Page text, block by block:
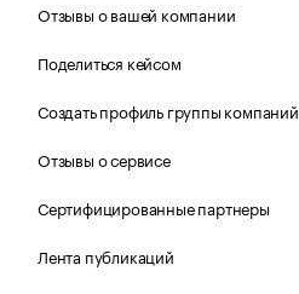
Отзывы о вашей компании
Поделиться кейсом
Создать профиль группы компаний
Отзывы о сервисе
Сертифицированные партнеры
Лента публикаций